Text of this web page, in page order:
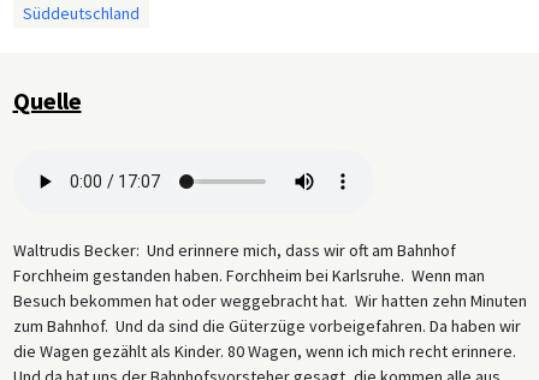
darunter den späteren nationalsozialistischen Bürgermeister der
im restlichen Deutschland – zunehmend der NSDAP zugewandt.
Süddeutschland
Quelle
Waltrudis Becker: Und erinnere mich, dass wir oft am Bahnhof
Forchheim gestanden haben. Forchheim bei Karlsruhe. Wenn man
Besuch bekommen hat oder weggebracht hat. Wir hatten zehn Minuten
zum Bahnhof. Und da sind die Güterzüge vorbeigefahren. Da haben wir
die Wagen gezählt als Kinder. 80 Wagen, wenn ich mich recht erinnere.